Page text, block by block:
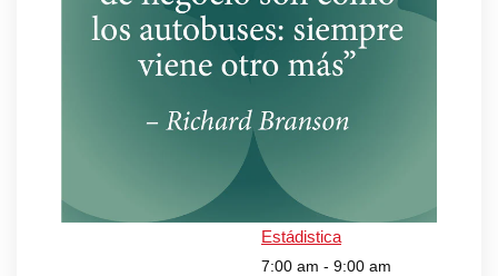
Estádistica
7:00 am - 9:00 am